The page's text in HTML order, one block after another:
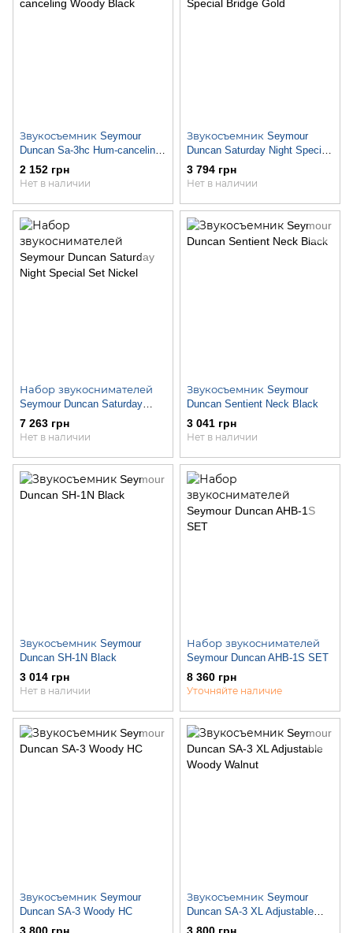
Звукосъемник Seymour
Duncan Sa-3hc Hum-canceling
Woody Black
2 152 грн
Нет в наличии
Звукосъемник Seymour
Duncan Saturday Night Special
Bridge Gold
3 794 грн
Нет в наличии
Набор звукоснимателей
Seymour Duncan Saturday
Night Special Set Nickel
7 263 грн
Нет в наличии
Звукосъемник Seymour
Duncan Sentient Neck Black
3 041 грн
Нет в наличии
Звукосъемник Seymour
Duncan SH-1N Black
3 014 грн
Нет в наличии
Набор звукоснимателей
Seymour Duncan AHB-1S SET
8 360 грн
Уточняйте наличие
Звукосъемник Seymour
Duncan SA-3 Woody HC
Звукосъемник Seymour
Duncan SA-3 XL Adjustable
Woody Walnut